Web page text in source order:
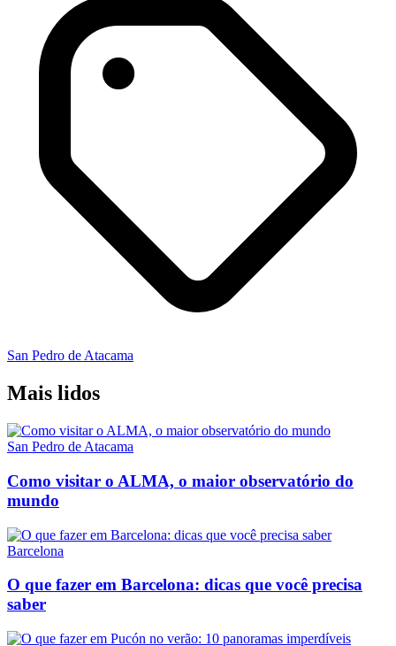
San Pedro de Atacama
Mais lidos
San Pedro de Atacama
Como visitar o ALMA, o maior observatório do
mundo
Barcelona
O que fazer em Barcelona: dicas que você precisa
saber